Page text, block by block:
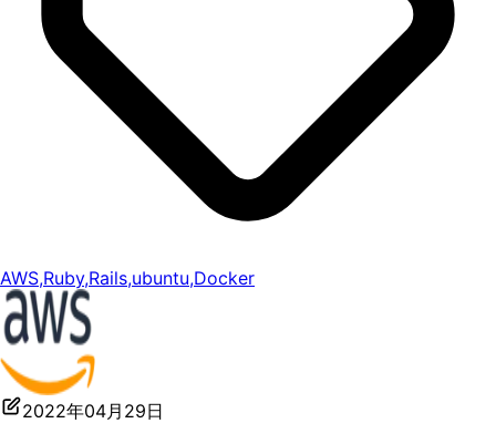
AWS,Ruby,Rails,ubuntu,Docker
2022年04月29日